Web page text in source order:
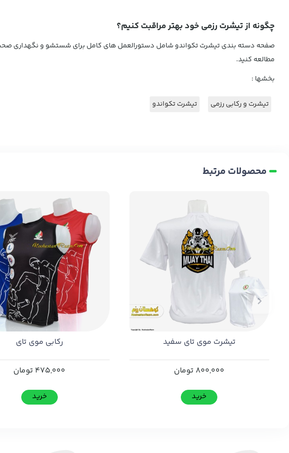
چگونه از تیشرت رزمی خود بهتر مراقبت کنیم؟
صفحه دسته بندی تیشرت تکواندو شامل دستورالعمل های کامل برای شستشو و نگهداری
مطالعه کنید.
بخشها :
تیشرت و رکابی رزمی تیشرت تکواندو
محصولات مرتبط
تیشرت موی تای سفید
800,000 تومان
خرید
رکابی موی تای
475,000 تومان
خرید